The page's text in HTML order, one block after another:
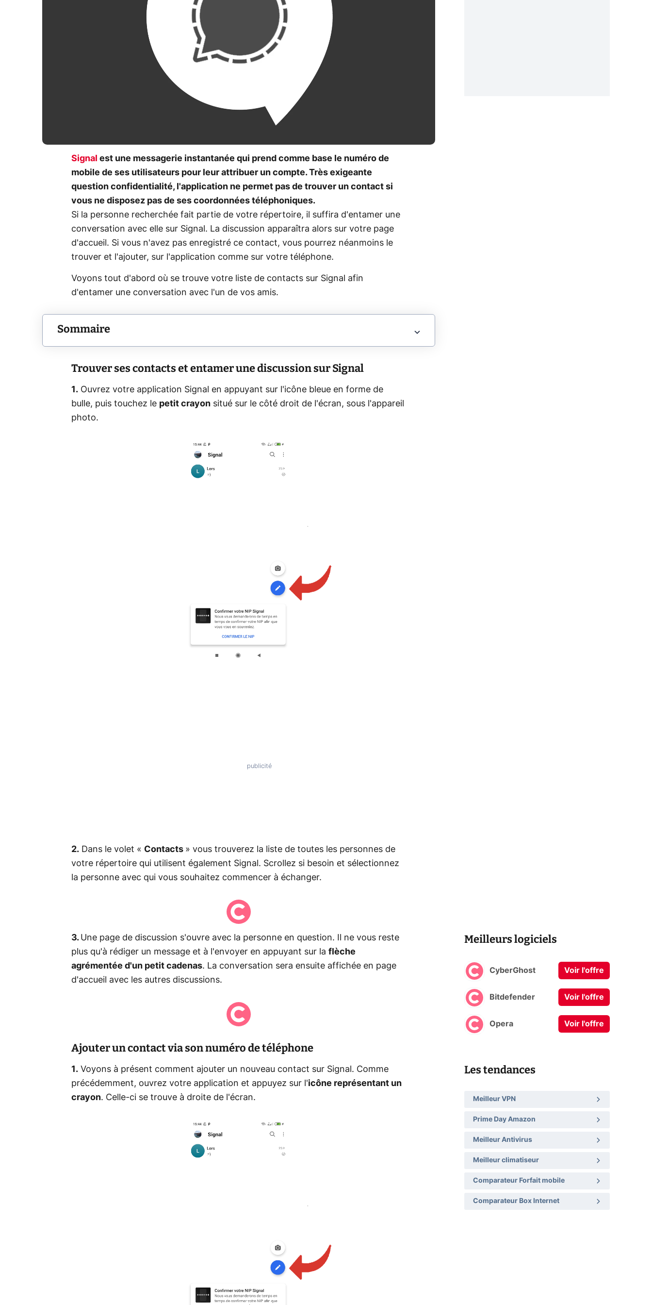
Signal est une messagerie instantanée qui prend comme base le numéro de
mobile de ses utilisateurs pour leur attribuer un compte. Très exigeante
question confidentialité, l'application ne permet pas de trouver un contact si
vous ne disposez pas de ses coordonnées téléphoniques.
Si la personne recherchée fait partie de votre répertoire, il suffira d'entamer une
conversation avec elle sur Signal. La discussion apparaîtra alors sur votre page
d'accueil. Si vous n'avez pas enregistré ce contact, vous pourrez néanmoins le
trouver et l'ajouter, sur l'application comme sur votre téléphone.
Voyons tout d'abord où se trouve votre liste de contacts sur Signal afin
d'entamer une conversation avec l'un de vos amis.
Sommaire
Trouver ses contacts et entamer une discussion sur Signal
1. Ouvrez votre application Signal en appuyant sur l'icône bleue en forme de
bulle, puis touchez le petit crayon situé sur le côté droit de l'écran, sous l'appareil
photo.
2. Dans le volet « Contacts » vous trouverez la liste de toutes les personnes de
votre répertoire qui utilisent également Signal. Scrollez si besoin et sélectionnez
la personne avec qui vous souhaitez commencer à échanger.
3. Une page de discussion s'ouvre avec la personne en question. Il ne vous reste
plus qu'à rédiger un message et à l'envoyer en appuyant sur la flèche
agrémentée d'un petit cadenas. La conversation sera ensuite affichée en page
d'accueil avec les autres discussions.
Ajouter un contact via son numéro de téléphone
1. Voyons à présent comment ajouter un nouveau contact sur Signal. Comme
précédemment, ouvrez votre application et appuyez sur l'icône représentant un
crayon. Celle-ci se trouve à droite de l'écran.
Meilleurs logiciels
CyberGhost Voir l'offre
Bitdefender Voir l'offre
Opera Voir l'offre
Les tendances
Meilleur VPN
Prime Day Amazon
Meilleur Antivirus
Meilleur climatiseur
Comparateur Forfait mobile
Comparateur Box Internet